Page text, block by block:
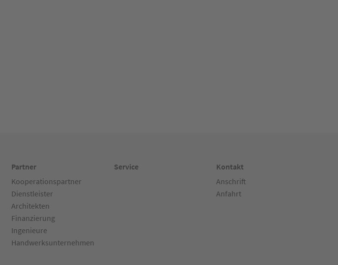
Partner
Kooperationspartner
Dienstleister
Architekten
Finanzierung
Ingenieure
Handwerksunternehmen
Service
Kontakt
Anschrift
Anfahrt